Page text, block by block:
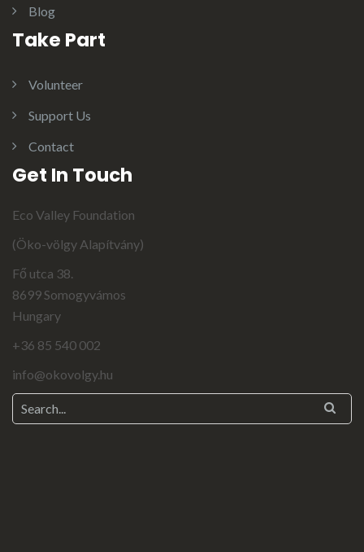
Blog
Take Part
Volunteer
Support Us
Contact
Get In Touch
Eco Valley Foundation
(Öko-völgy Alapítvány)
Fő utca 38.
8699 Somogyvámos
Hungary
+36 85 540 002
info@okovolgy.hu